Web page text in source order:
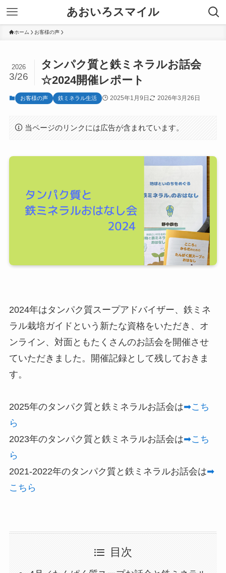
あおいろスマイル
ホーム お客様の声
タンパク質と鉄ミネラルお話会
☆2024開催レポート
2026
3/26
お客様の声 鉄ミネラル生活 2025年1月9日 2026年3月26日
当ページのリンクには広告が含まれています。
2024年はタンパク質スープアドバイザー、鉄ミネ
ラル栽培ガイドという新たな資格をいただき、オ
ンライン、対面ともたくさんのお話会を開催させ
ていただきました。開催記録として残しておきま
す。
2025年のタンパク質と鉄ミネラルお話会は➡こち
ら
2023年のタンパク質と鉄ミネラルお話会は➡こち
ら
2021-2022年のタンパク質と鉄ミネラルお話会は➡
こちら
目次